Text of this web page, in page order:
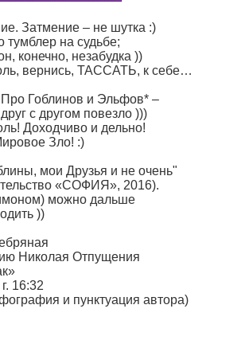
Затмение – не шутка :)
тумблер на судьбе;
конечно, незабудка ))
вернись, ТАССАТЬ, к себе…
Про Гоблинов и Эльфов* –
с другом повезло )))
Доходчиво и дельно!
Зло! :)
мои Друзья и не очень"
«СОФИЯ», 2016).
можно дальше
))
Николая Отпущения
16:32
и пунктуация автора)